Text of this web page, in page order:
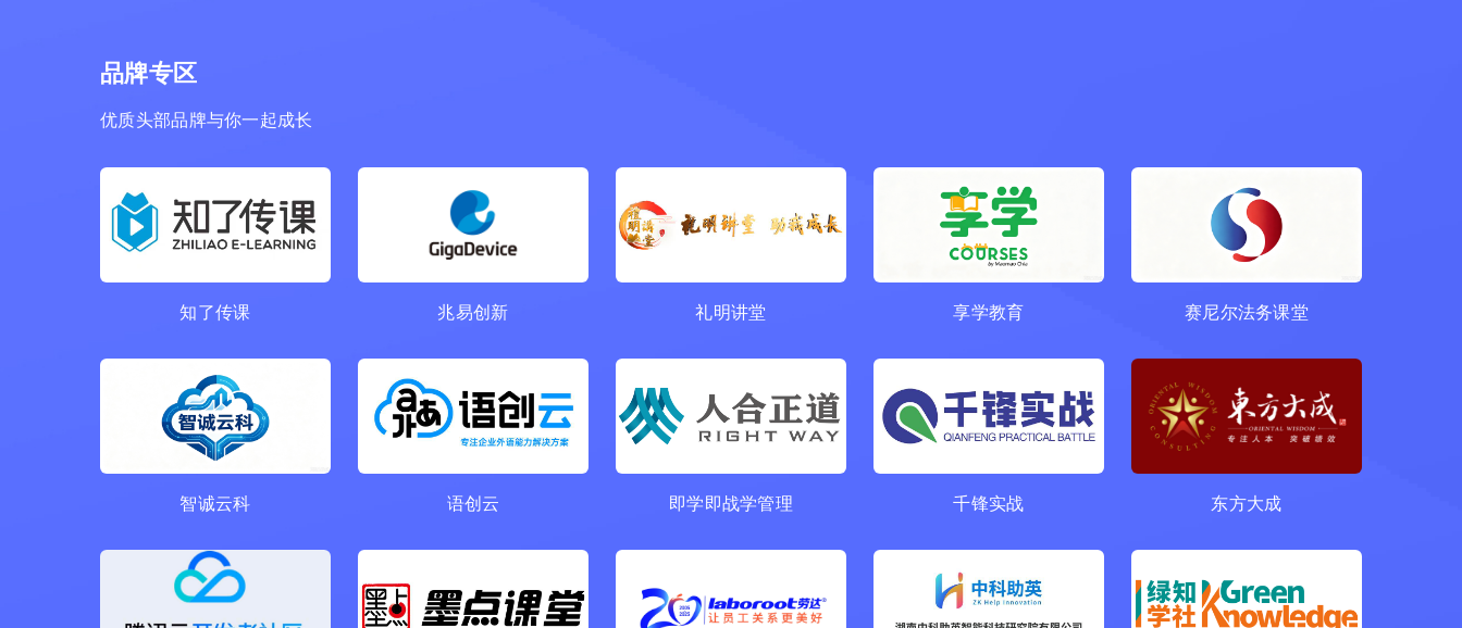
品牌专区
优质头部品牌与你一起成长
知了传课 兆易创新 礼明讲堂 享学教育 赛尼尔法务课堂
智诚云科 语创云 即学即战学管理 千锋实战 东方大成